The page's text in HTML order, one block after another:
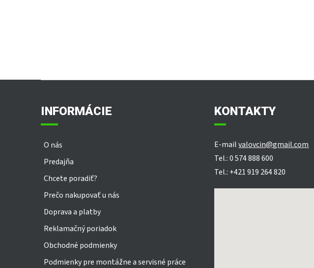
INFORMÁCIE
O nás
Predajňa
Chcete poradiť?
Prečo nakupovať u nás
Doprava a platby
Reklamačný poriadok
Obchodné podmienky
Podmienky pre montážne a servisné práce
KONTAKTY
E-mailvalovcin@gmail.com
Tel.: 0 574 888 600
Tel.: +421 919 264 820